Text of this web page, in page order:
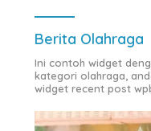
Berita Olahraga
Ini contoh widget
kategori olahraga,
widget recent post